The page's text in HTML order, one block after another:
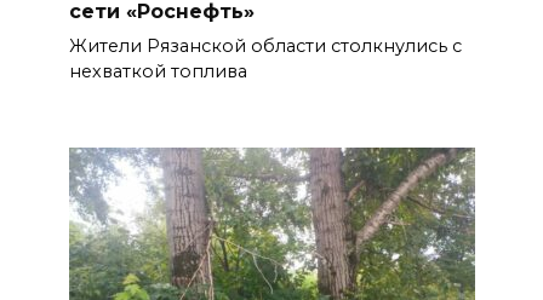
сети «Роснефть»
Жители Рязанской области столкнулись с
нехваткой топлива